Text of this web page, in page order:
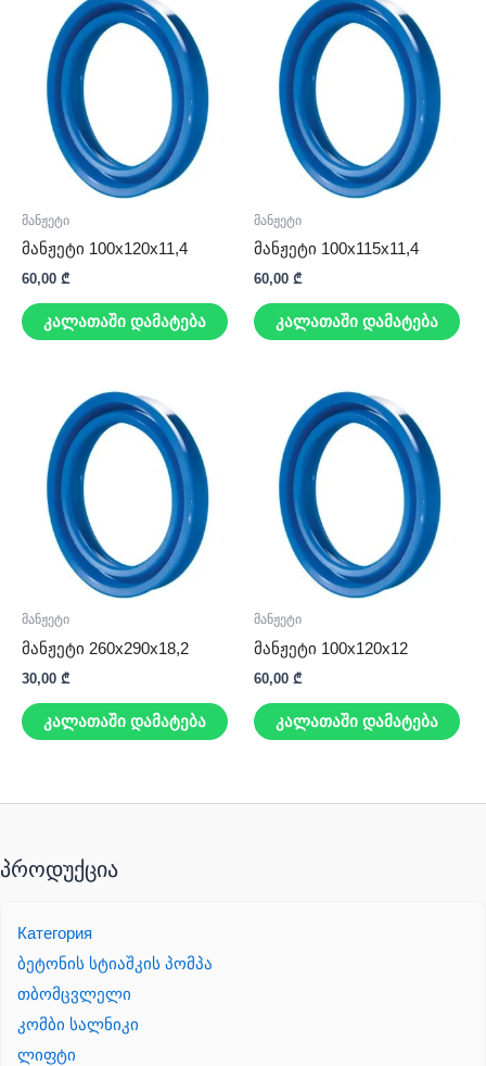
მანჟეტი
მანჟეტი 100x120x11,4
60,00 ₾
კალათაში დამატება
მანჟეტი
მანჟეტი 100x115x11,4
60,00 ₾
კალათაში დამატება
მანჟეტი
მანჟეტი 260x290x18,2
30,00 ₾
კალათაში დამატება
მანჟეტი
მანჟეტი 100x120x12
60,00 ₾
კალათაში დამატება
პროდუქცია
Категория
ბეტონის სტიაშკის პომპა
თბომცვლელი
კომბი სალნიკი
ლიფტი